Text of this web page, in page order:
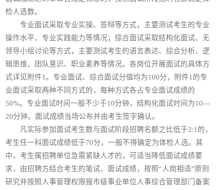
检人选数。
专业面试采取专业实操、答辩等方式，主要测试考生的专业
操作水平、专业实践能力等情况；综合面试采取结构化面试、无
领导小组讨论等方式，主要测试考生的语言表达、综合分析、逻
辑思维、团队意识、职业素养等情况。各岗位开展面试的具体方
式详见附件1。专业面试、综合面试分值均为100分，附件1的专
业面试采取两种不同方式的，每种方式各占专业面试成绩的
50%。专业面试时间一般不少于10分钟，结构化面试时间为10—
20分钟。面试成绩当场公布并由考生签字确认。
凡实际参加面试考生数与面试阶段招聘名额之比低于2:1的，
考生任一科面试成绩低于70分，一般不得确定为体检人选。其
中，考生属招聘单位急需紧缺人才的，可适当降低面试成绩要
求，由招聘方结合考生的笔试、面试成绩，按照“人岗相适”原则
研究并按照人事管理权限报市级事业单位人事综合管理部门备案